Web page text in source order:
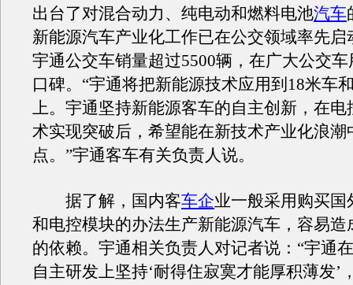
出台了对混合动力、纯电动和燃料电池汽车
新能源汽车产业化工作已在公交领域率先启
宇通公交车销量超过5500辆，在广大公交
口碑。“宇通将把新能源技术应用到18米车
上。宇通坚持新能源客车的自主创新，在电
术实现突破后，希望能在新技术产业化浪潮
点。”宇通客车有关负责人说。
据了解，国内客车企业一般采用购买国
和电控模块的办法生产新能源汽车，容易造
的依赖。宇通相关负责人对记者说：“宇通
自主研发上坚持‘耐得住寂寞才能厚积薄发’